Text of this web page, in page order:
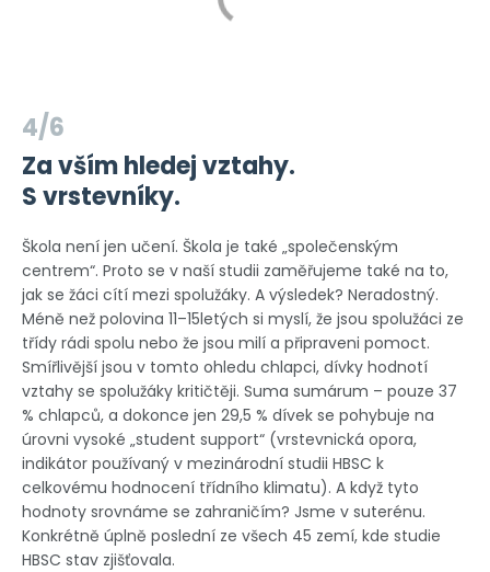
4/6
Za vším hledej vztahy.
S vrstevníky.
Škola není jen učení. Škola je také „společenským
centrem“. Proto se v naší studii zaměřujeme také na to,
jak se žáci cítí mezi spolužáky. A výsledek? Neradostný.
Méně než polovina 11–15letých si myslí, že jsou spolužáci ze
třídy rádi spolu nebo že jsou milí a připraveni pomoct.
Smířlivější jsou v tomto ohledu chlapci, dívky hodnotí
vztahy se spolužáky kritičtěji. Suma sumárum – pouze 37
% chlapců, a dokonce jen 29,5 % dívek se pohybuje na
úrovni vysoké „student support“ (vrstevnická opora,
indikátor používaný v mezinárodní studii HBSC k
celkovému hodnocení třídního klimatu). A když tyto
hodnoty srovnáme se zahraničím? Jsme v suterénu.
Konkrétně úplně poslední ze všech 45 zemí, kde studie
HBSC stav zjišťovala.